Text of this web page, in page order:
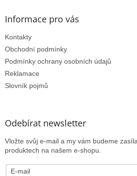
Informace pro vás
Kontakty
Obchodní podmínky
Podmínky ochrany osobních údajů
Reklamace
Slovník pojmů
Odebírat newsletter
Vložte svůj e-mail a my vám budeme
produktech na našem e-shopu.
E-mail